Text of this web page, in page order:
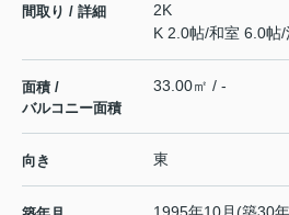
間取り / 詳細
2K
K 2.0帖/和室 6.0帖/
面積 /
バルコニー面積
33.00㎡ / -
向き 東